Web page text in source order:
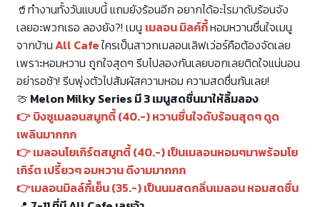
🥤ทำงานทั้งวันแบบนี้ แถมยังร้อนอีก อยากได้อะไรมาดับร้อนจัง
เลยอะพวกเธอ ลองยัง?! เมนู เมลอนมิลค์กี้หอมหวานชื่นใจเมนู
จากบ้านAll Cafeใครเป็นสาวกเมลอนเลิฟเว่อร์คือต้องจัดเลย
เพราะหอมหวาน ถูกใจสุดๆ รีบไปลองกันเลยบอกเลยติดใจแน่นอน
อย่ารอช้า! รีบพุ่งตัวไปสัมผัสความหอม ความสดชื่นกันเลย!
🍈 Melon Milky Series มี 3 เมนูสดชื่นมาให้ลิ้มลอง
👉 บิงซูเมลอนสมูทตี้ (40.-) หวานชื่นใจดับร้อนสุดๆ ดูด
เพลินมากกก
👉 เมลอนโยเกิร์ตสมูทตี้ (40.-) เป็นเมลอนหอมๆมาพร้อมโย
เกิร์ต เปรี้ยวๆ อมหวาน ดีงามมากกก
👉เมลอนมิลล์กี้เย็น (35.-) เป็นนมสดกลิ่นเมลอน หอมสดชื่น